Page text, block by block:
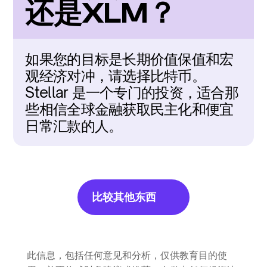
还是XLM？
如果您的目标是长期价值保值和宏
观经济对冲，请选择比特币。
Stellar 是一个专门的投资，适合那
些相信全球金融获取民主化和便宜
日常汇款的人。
比较其他东西
此信息，包括任何意见和分析，仅供教育目的使